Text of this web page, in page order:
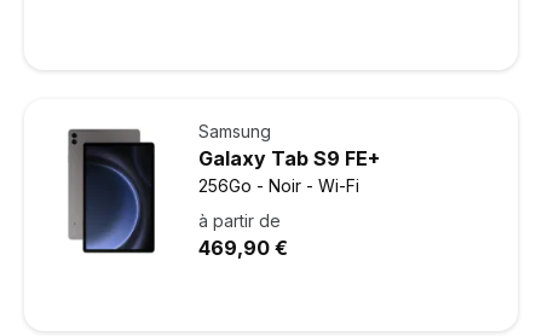
Samsung
Galaxy Tab S9 FE+
256Go - Noir - Wi-Fi
à partir de
469,90 €